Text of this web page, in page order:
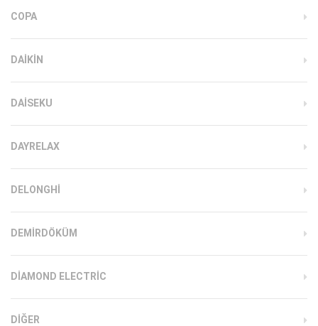
COPA
DAIKIN
DAISEKU
DAYRELAX
DELONGHI
DEMIRDÖKÜM
DIAMOND ELECTRIC
DIĞER